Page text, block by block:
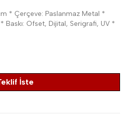
* Çerçeve: Paslanmaz Metal *
Baskı: Ofset, Dijital, Serigrafi, UV *
İste